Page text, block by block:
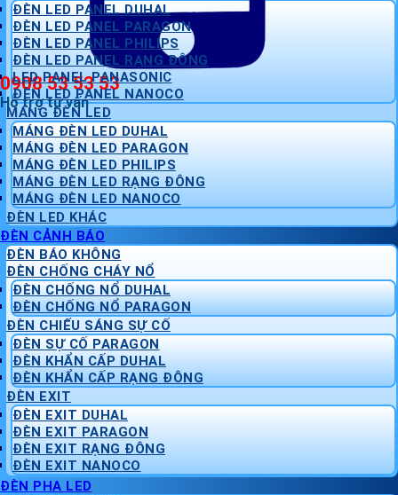
0908 53 53 53
Hỗ trợ tư vấn
ĐÈN LED PANEL DUHAL
ĐÈN LED PANEL PARAGON
ĐÈN LED PANEL PHILIPS
ĐÈN LED PANEL RẠNG ĐÔNG
LED PANEL PANASONIC
ĐÈN LED PANEL NANOCO
MÁNG ĐÈN LED
MÁNG ĐÈN LED DUHAL
MÁNG ĐÈN LED PARAGON
MÁNG ĐÈN LED PHILIPS
MÁNG ĐÈN LED RẠNG ĐÔNG
MÁNG ĐÈN LED NANOCO
ĐÈN LED KHÁC
ĐÈN CẢNH BÁO
ĐÈN BÁO KHÔNG
ĐÈN CHỐNG CHÁY NỔ
ĐÈN CHỐNG NỔ DUHAL
ĐÈN CHỐNG NỔ PARAGON
ĐÈN CHIẾU SÁNG SỰ CỐ
ĐÈN SỰ CỐ PARAGON
ĐÈN KHẨN CẤP DUHAL
ĐÈN KHẨN CẤP RẠNG ĐÔNG
ĐÈN EXIT
ĐÈN EXIT DUHAL
ĐÈN EXIT PARAGON
ĐÈN EXIT RẠNG ĐÔNG
ĐÈN EXIT NANOCO
ĐÈN PHA LED